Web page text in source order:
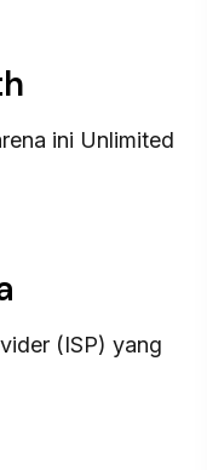
ini Unlimited
(ISP) yang